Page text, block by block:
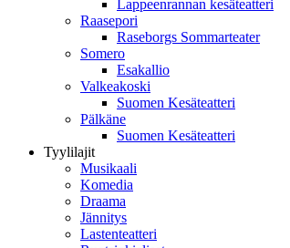
Lappeenrannan kesäteatteri
Raasepori
Raseborgs Sommarteater
Somero
Esakallio
Valkeakoski
Suomen Kesäteatteri
Pälkäne
Suomen Kesäteatteri
Tyylilajit
Musikaali
Komedia
Draama
Jännitys
Lastenteatteri